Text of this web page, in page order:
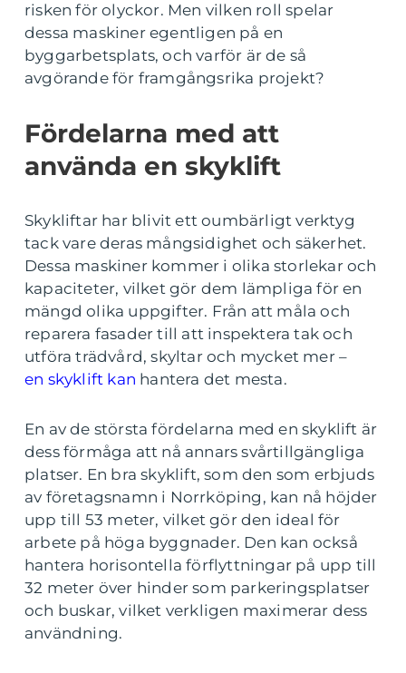
risken för olyckor. Men vilken roll spelar
dessa maskiner egentligen på en
byggarbetsplats, och varför är de så
avgörande för framgångsrika projekt?
Fördelarna med att
använda en skyklift
Skykliftar har blivit ett oumbärligt verktyg
tack vare deras mångsidighet och säkerhet.
Dessa maskiner kommer i olika storlekar och
kapaciteter, vilket gör dem lämpliga för en
mängd olika uppgifter. Från att måla och
reparera fasader till att inspektera tak och
utföra trädvård, skyltar och mycket mer –
en skyklift kan hantera det mesta.
En av de största fördelarna med en skyklift är
dess förmåga att nå annars svårtillgängliga
platser. En bra skyklift, som den som erbjuds
av företagsnamn i Norrköping, kan nå höjder
upp till 53 meter, vilket gör den ideal för
arbete på höga byggnader. Den kan också
hantera horisontella förflyttningar på upp till
32 meter över hinder som parkeringsplatser
och buskar, vilket verkligen maximerar dess
användning.